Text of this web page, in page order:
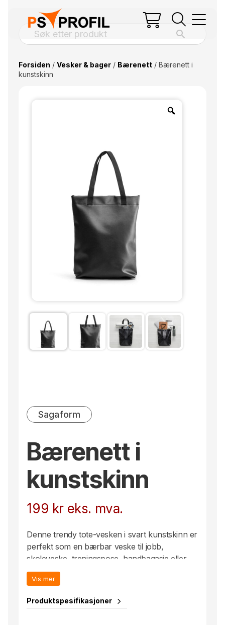
Forsiden / Vesker & bager/ Bærenett/ Bærenett i
kunstskinn
Sagaform
Bærenett i
kunstskinn
199 kr eks. mva.
Denne trendy tote-vesken i svart kunstskinn er
perfekt som en bærbar veske til jobb,
skoleveske, treningspose, handbagasje eller
hva som helst. Gjør den enda mer attraktiv ved
å trykke på din egen logo! Rommer 10 liter.
Trykk: Kode 11
Vis mer
Produktspesifikasjoner